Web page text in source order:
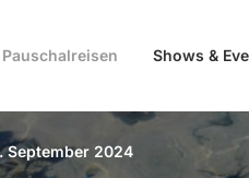
Pauschalreisen Shows &
September 2024